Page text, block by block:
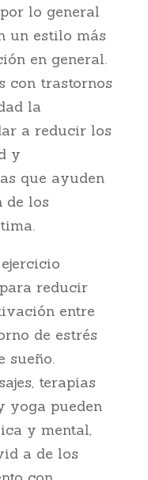
lo general
un estilo más
en general.
con trastornos
la
a reducir los
y
que ayuden
de los
reducir
entre
de estrés
sueño.
terapias
yoga pueden
y mental,
a de los